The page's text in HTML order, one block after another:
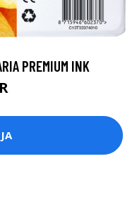
PREMIUM INK